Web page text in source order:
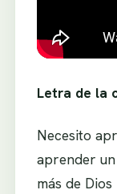
Letra de la
Necesito
aprender
más de